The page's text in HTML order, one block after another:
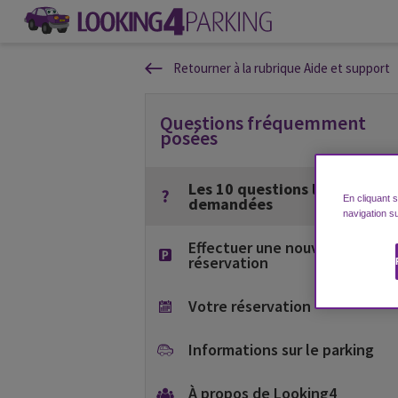
Retourner à la rubrique Aide et support
Questions fréquemment
posées
Les 10 questions les plus
demandées
Effectuer une nouvelle
réservation
Votre réservation
Informations sur le parking
À propos de Looking4
En cliquant
navigation